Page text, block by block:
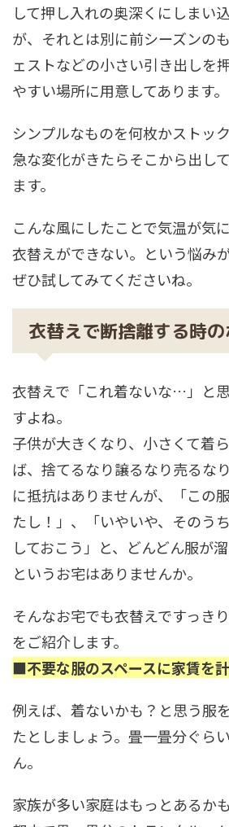
して押し入れの奥深くにしまい
が、それとは別に前シーズンの
ェストなどの小さい引き出しを
やすい場所に用意してあります。
シンプルなものを何枚かストッ
急な変化がきたらそこから出し
ます。
こんな風にしたことで気温が気
衣替えができない。という悩み
ぜひ試してみてくださいね。
衣替えで断捨離する時
衣替えで「これ着ないな…」と
すよね。
子供が大きくなり、小さくて着
ば、捨てるなり譲るなり売るな
に抵抗はありませんが、「この
たし！」、「いやいや、そのう
しておこう」と、どんどん服が溜
というお宅はありませんか。
そんなお宅でも衣替えですっき
をご紹介します。
■不要な服のスペースに家賃を
例えば、着ないかも？と思う服
たとしましょう。畳一畳分ぐら
ん。
家族が多い家庭はもっとあるか